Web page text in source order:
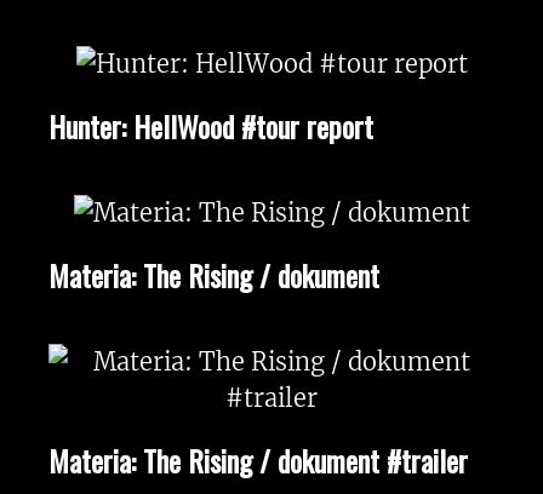
Hunter: HellWood #tour report
Materia: The Rising / dokument
Materia: The Rising / dokument #trailer